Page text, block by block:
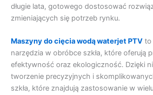
długie lata, gotowego dostosować
zmieniających się potrzeb rynku.
Maszyny do cięcia wodą waterjet PTV to
narzędzia w obróbce szkła, które oferują
efektywność oraz ekologiczność. Dzięki
tworzenie precyzyjnych i
szkła, które znajdują zastosowanie w